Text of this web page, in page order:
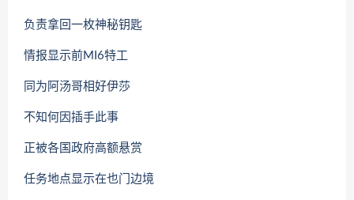
负责拿回一枚神秘钥匙
情报显示前MI6特工
同为阿汤哥相好伊莎
不知何因插手此事
正被各国政府高额悬赏
任务地点显示在也门边境